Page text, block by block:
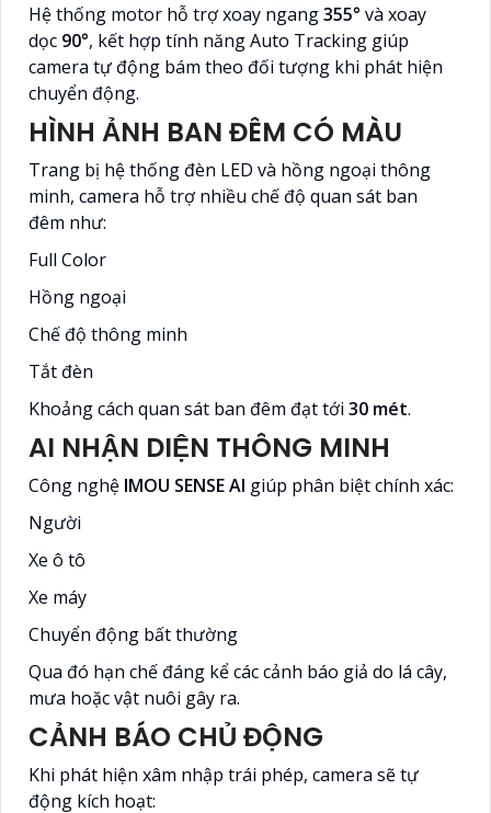
Hệ thống motor hỗ trợ xoay ngang355° và xoay
dọc 90°, kết hợp tính năng Auto Tracking giúp
camera tự động bám theo đối tượng khi phát hiện
chuyển động.
HÌNH ẢNH BAN ĐÊM CÓ MÀU
Trang bị hệ thống đèn LED và hồng ngoại thông
minh, camera hỗ trợ nhiều chế độ quan sát ban
đêm như:
Full Color
Hồng ngoại
Chế độ thông minh
Tắt đèn
Khoảng cách quan sát ban đêm đạt tới 30 mét.
AI NHẬN DIỆN THÔNG MINH
Công nghệ IMOU SENSE AI giúp phân biệt chính xác:
Người
Xe ô tô
Xe máy
Chuyển động bất thường
Qua đó hạn chế đáng kể các cảnh báo giả do lá cây,
mưa hoặc vật nuôi gây ra.
CẢNH BÁO CHỦ ĐỘNG
Khi phát hiện xâm nhập trái phép, camera sẽ tự
động kích hoạt: